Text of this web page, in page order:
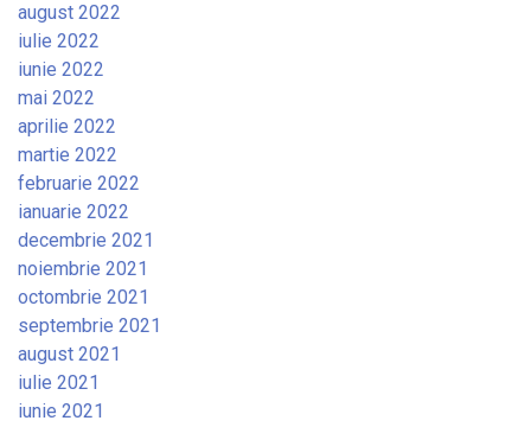
august 2022
iulie 2022
iunie 2022
mai 2022
aprilie 2022
martie 2022
februarie 2022
ianuarie 2022
decembrie 2021
noiembrie 2021
octombrie 2021
septembrie 2021
august 2021
iulie 2021
iunie 2021